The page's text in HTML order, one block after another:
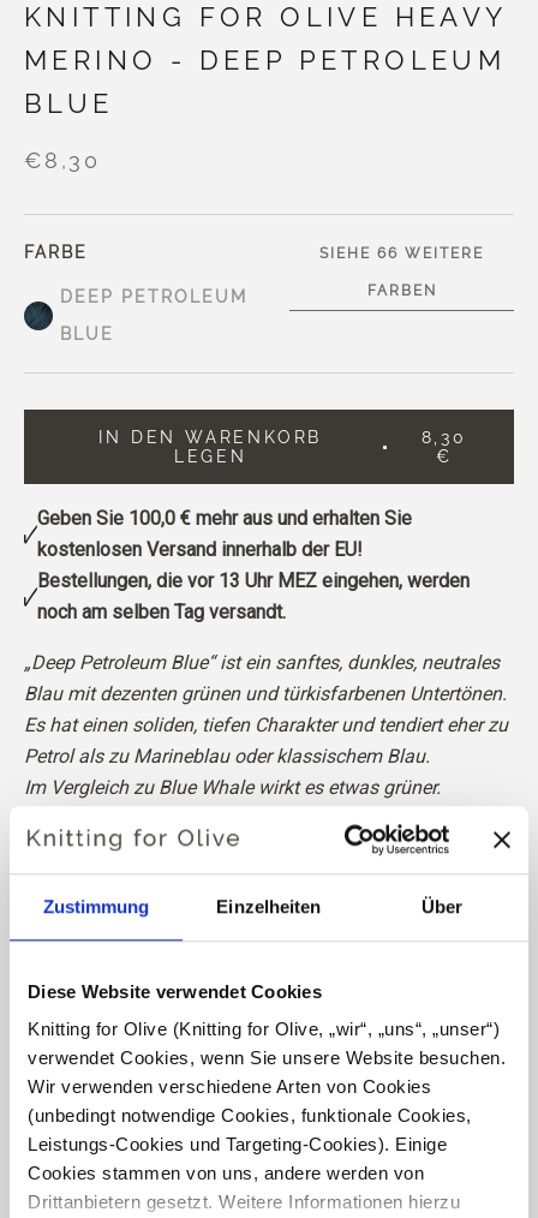
Zustimmung Einzelheiten Über
Diese Website verwendet Cookies
Knitting for Olive (Knitting for Olive, „wir“, „uns“, „unser“)
verwendet Cookies, wenn Sie unsere Website besuchen.
Wir verwenden verschiedene Arten von Cookies
(unbedingt notwendige Cookies, funktionale Cookies,
Leistungs-Cookies und Targeting-Cookies). Einige
Cookies stammen von uns, andere werden von
Drittanbietern gesetzt. Weitere Informationen hierzu
KNITTING FOR OLIVE HEAVY
MERINO - DEEP PETROLEUM
BLUE
€8,30
FARBE
DEEP PETROLEUM
BLUE
SIEHE 66 WEITERE
FARBEN
IN DEN WARENKORB
LEGEN
8,30
€
Geben Sie 100,0 €mehr aus und erhalten Sie
kostenlosen Versand innerhalb der EU!
Bestellungen, die vor 13 Uhr MEZ eingehen, werden
noch am selben Tag versandt.
„Deep Petroleum Blue“ ist ein sanftes, dunkles, neutrales
Blau mit dezenten grünen und türkisfarbenen Untertönen.
Es hat einen soliden, tiefen Charakter und tendiert eher zu
Petrol als zu Marineblau oder klassischem Blau.
Im Vergleich zu Blue Whale wirkt es etwas grüner.
Farbton: Neutral
Farbtyp: Sanfter Herbst
Eignet sich auch gut für: Sanfter Sommer
Merinowolle. Das Garn hat eine schöne und natürliche
Struktur. Es ist ein weiches und herrliches Garn, etwas
weniger fein als unsere dünne Merino.
Unsere Merinowolle stammt von Schafen, die in
Neuseeland gezüchtet wurden, wo das Mulesing nicht
praktiziert wird. Die Wolle kann direkt zu der Farm